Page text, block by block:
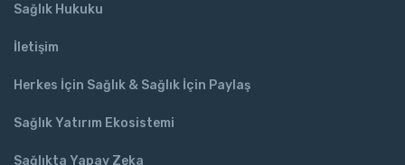
Sağlık Hukuku
İletişim
Herkes İçin Sağlık & Sağlık İçin Paylaş
Sağlık Yatırım Ekosistemi
Sağlıkta Yapay Zeka